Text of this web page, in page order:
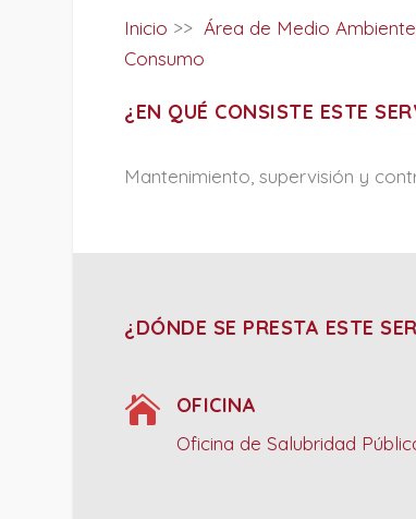
Inicio >>Área de Medio
Consumo
¿EN QUÉ CONSISTE ESTE
Mantenimiento, supervisión y
¿DÓNDE SE PRESTA ESTE
 OFICINA
Oficina de Salubridad